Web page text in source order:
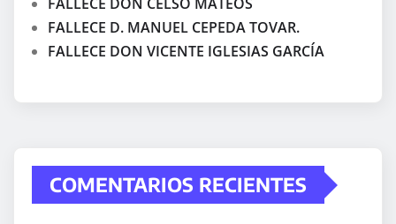
FALLECE DON CELSO MATEOS
FALLECE D. MANUEL CEPEDA TOVAR.
FALLECE DON VICENTE IGLESIAS GARCÍA
COMENTARIOS RECIENTES